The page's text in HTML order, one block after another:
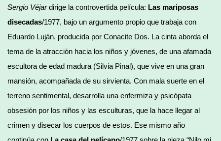
Sergio Véjardirige la controvertida película: Las mariposas
disecadas/1977, bajo un argumento propio que trabaja con
Eduardo Luján, producida por Conacite Dos. La cinta aborda el
tema de la atracción hacia los niños y jóvenes, de una afamada
escultora de edad madura (Silvia Pinal), que vive en una gran
mansión, acompañada de su sirvienta. Con mala suerte en el
terreno sentimental, desarrolla una enfermiza y psicópata
obsesión por los niños y las esculturas, que la hace llegar al
crimen y disecar los cuerpos de estos. Ese mismo año